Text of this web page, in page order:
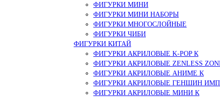
ФИГУРКИ МИНИ
ФИГУРКИ МИНИ НАБОРЫ
ФИГУРКИ МНОГОСЛОЙНЫЕ
ФИГУРКИ ЧИБИ
ФИГУРКИ КИТАЙ
ФИГУРКИ АКРИЛОВЫЕ K-POP К
ФИГУРКИ АКРИЛОВЫЕ ZENLESS
ФИГУРКИ АКРИЛОВЫЕ АНИМЕ К
ФИГУРКИ АКРИЛОВЫЕ ГЕНШИН
ФИГУРКИ АКРИЛОВЫЕ МИНИ К